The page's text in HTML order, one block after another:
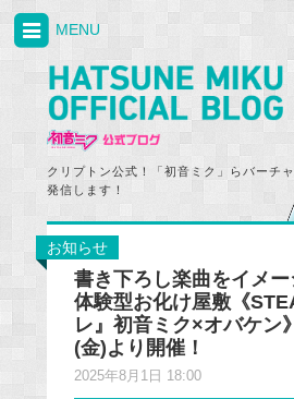
クリプトン公式！「初音ミク」らバーチ
発信します！
MENU
お知らせ
書き下ろし楽曲をイメ
体験型お化け屋敷《
レ』初音ミク×オバケン
(金)より開催！
2025年8月1日 18:00